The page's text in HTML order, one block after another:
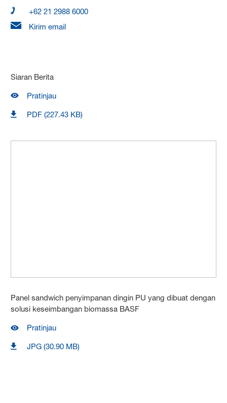
+62 21 2988 6000
Kirim email
Siaran Berita
Pratinjau
PDF (227.43 KB)
Panel sandwich penyimpanan dingin PU yang dibuat dengan
solusi keseimbangan biomassa BASF
Pratinjau
JPG (30.90 MB)